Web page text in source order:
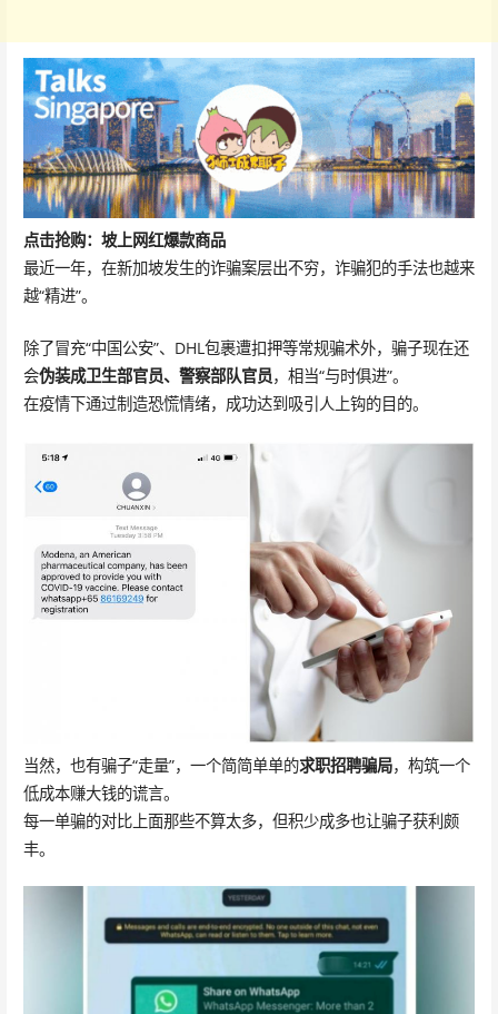
点击抢购：坡上网红爆款商品
最近一年，在新加坡发生的诈骗案层出不穷，诈骗犯的手法也越来
越“精进”。
除了冒充“中国公安”、DHL包裹遭扣押等常规骗术外，骗子现在还
会伪装成卫生部官员、警察部队官员，相当“与时俱进”。
在疫情下通过制造恐慌情绪，成功达到吸引人上钩的目的。
当然，也有骗子“走量”，一个简简单单的求职招聘骗局，构筑一个
低成本赚大钱的谎言。
每一单骗的对比上面那些不算太多，但积少成多也让骗子获利颇
丰。